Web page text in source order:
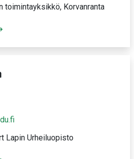
toimintayksikkö, Korvanranta
Lapin Urheiluopisto